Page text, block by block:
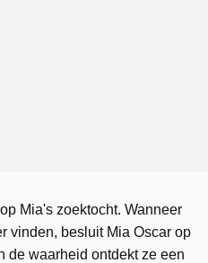
Mia's zoektocht. Wanneer
vinden, besluit Mia Oscar op
de waarheid ontdekt ze een